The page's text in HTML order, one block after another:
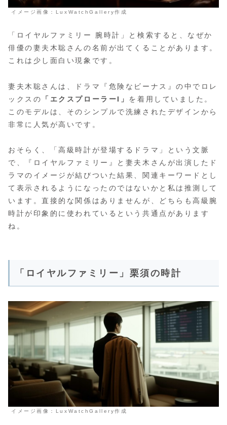
イメージ画像：LuxWatchGallery作成
「ロイヤルファミリー 腕時計」と検索すると、なぜか
俳優の妻夫木聡さんの名前が出てくることがあります。
これは少し面白い現象です。
妻夫木聡さんは、ドラマ『危険なビーナス』の中でロレ
ックスの
「エクスプローラーI」 を着用していました。
このモデルは、そのシンプルで洗練されたデザインから
非常に人気が高いです。
おそらく、
「高級時計が登場するドラマ」という文脈
で、『ロイヤルファミリー』と妻夫木さんが出演したド
ラマのイメージが結びついた結果、関連キーワードとし
て表示されるようになったのではないかと私は推測して
います。直接的な関係はありませんが、どちらも高級腕
時計が印象的に使われているという共通点があります
ね。
「ロイヤルファミリー」栗須の時計
イメージ画像：LuxWatchGallery作成